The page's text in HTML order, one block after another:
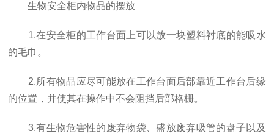
生物安全柜内物品的摆放
1.在安全柜的工作台面上可以放一块塑料衬底的能吸水
的毛巾。
2.所有物品应尽可能放在工作台面后部靠近工作台后缘
的位置，并使其在操作中不会阻挡后部格栅。
3.有生物危害性的废弃物袋、盛放废弃吸管的盘子以及